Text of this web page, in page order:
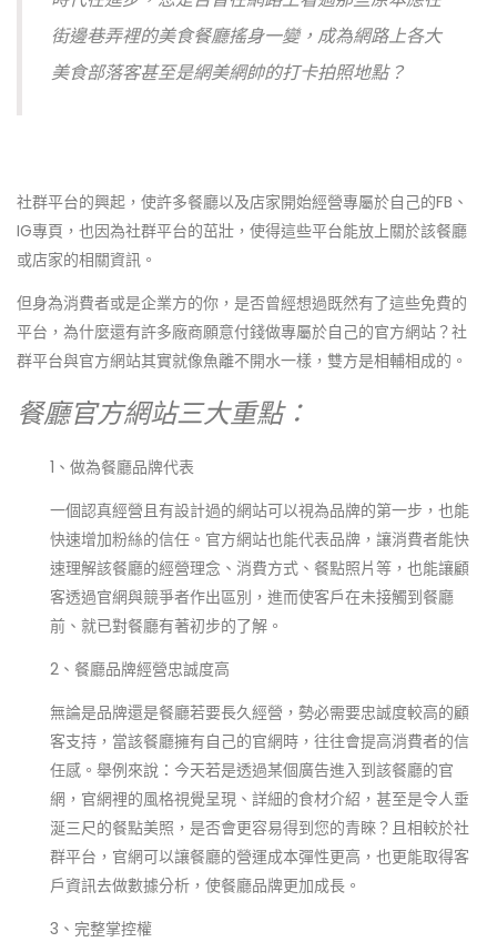
街邊巷弄裡的美食餐廳搖身一變，成為網路上各大
美食部落客甚至是網美網帥的打卡拍照地點？
社群平台的興起，使許多餐廳以及店家開始經營專屬於自己的FB、
IG專頁，也因為社群平台的茁壯，使得這些平台能放上關於該餐廳
或店家的相關資訊。
但身為消費者或是企業方的你，是否曾經想過既然有了這些免費的
平台，為什麼還有許多廠商願意付錢做專屬於自己的官方網站？社
群平台與官方網站其實就像魚離不開水一樣，雙方是相輔相成的。
餐廳官方網站三大重點：
1、做為餐廳品牌代表
一個認真經營且有設計過的網站可以視為品牌的第一步，也能
快速增加粉絲的信任。官方網站也能代表品牌，讓消費者能快
速理解該餐廳的經營理念、消費方式、餐點照片等，也能讓顧
客透過官網與競爭者作出區別，進而使客戶在未接觸到餐廳
前、就已對餐廳有著初步的了解。
2、餐廳品牌經營忠誠度高
無論是品牌還是餐廳若要長久經營，勢必需要忠誠度較高的顧
客支持，當該餐廳擁有自己的官網時，往往會提高消費者的信
任感。舉例來說：今天若是透過某個廣告進入到該餐廳的官
網，官網裡的風格視覺呈現、詳細的食材介紹，甚至是令人垂
涎三尺的餐點美照，是否會更容易得到您的青睞？且相較於社
群平台，官網可以讓餐廳的營運成本彈性更高，也更能取得客
戶資訊去做數據分析，使餐廳品牌更加成長。
3、完整掌控權